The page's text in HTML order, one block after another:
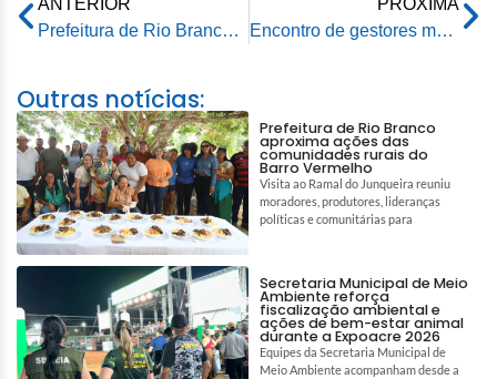
ANTERIOR
Prefeitura de Rio Branco alerta beneficiários do Bolsa Família sobre encerramento da segunda vigência em dezembro
PRÓXIMA
Encontro de gestores municipais destaca fechamento positivo das contas em 2025 e avanços na gestão
Outras notícias:
Prefeitura de Rio Branco
aproxima ações das
comunidades rurais do
Barro Vermelho
Visita ao Ramal do Junqueira reuniu
moradores, produtores, lideranças
políticas e comunitárias para
Secretaria Municipal de Meio
Ambiente reforça
fiscalização ambiental e
ações de bem-estar animal
durante a Expoacre 2026
Equipes da Secretaria Municipal de
Meio Ambiente acompanham desde a